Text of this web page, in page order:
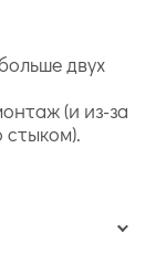
двух
(и из-за
стыком).